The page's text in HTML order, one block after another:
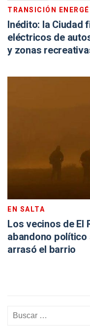
TRANSICIÓN
Inédito: la Ciudad
eléctricos de
y zonas
EN SALTA
Los vecinos de El
abandono
arrasó el barrio